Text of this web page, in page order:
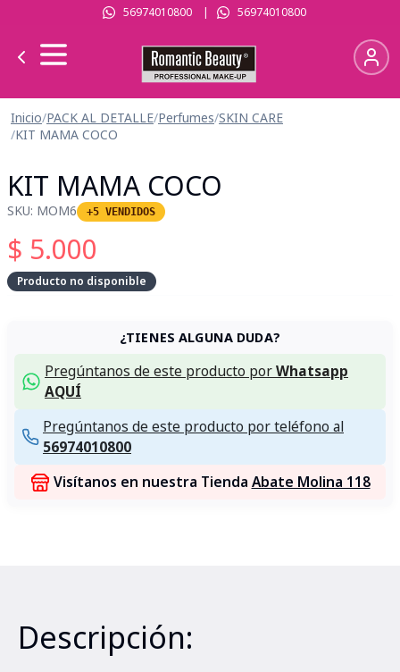
56974010800| 56974010800
Inicio/PACK AL DETALLE/Perfumes/SKIN CARE
/KIT MAMA COCO
KIT MAMA COCO
SKU: MOM6 +5 VENDIDOS
$ 5.000
Producto no disponible
¿TIENES ALGUNA DUDA?
Pregúntanos de este producto porWhatsapp
AQUÍ
Pregúntanos de este producto por teléfono al
56974010800
Visítanos en nuestra Tienda Abate Molina 118
Descripción: